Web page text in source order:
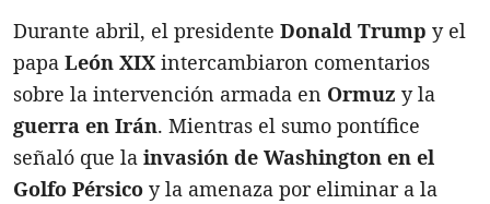
Durante abril, el presidente Donald Trump y el
papa León XIX intercambiaron comentarios
sobre la intervención armada en Ormuz y la
guerra en Irán. Mientras el sumo pontífice
señaló que la invasión de Washington en el
Golfo Pérsico y la amenaza por eliminar a la